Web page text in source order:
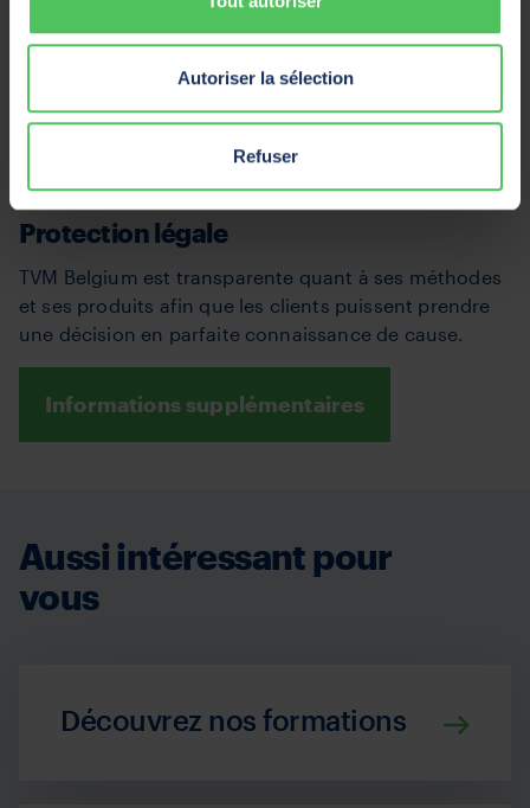
Autoriser la sélection
Refuser
Nous traitons les dossiers de dommages corporels
impliquant des victimes belges.
En savoir plus sur notre société sœur
Protection légale
TVM Belgium est transparente quant à ses méthodes
et ses produits afin que les clients puissent prendre
une décision en parfaite connaissance de cause.
Informations supplémentaires
Aussi intéressant pour
vous
Découvrez nos formations